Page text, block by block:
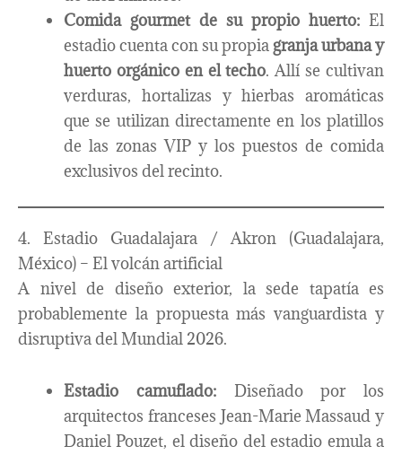
Comida gourmet de su propio huerto: El
estadio cuenta con su propiagranja urbana y
huerto orgánico en el techo. Allí se cultivan
verduras, hortalizas y hierbas aromáticas
que se utilizan directamente en los platillos
de las zonas VIP y los puestos de comida
exclusivos del recinto.
4. Estadio Guadalajara / Akron (Guadalajara,
México) – El volcán artificial
A nivel de diseño exterior, la sede tapatía es
probablemente la propuesta más vanguardista y
disruptiva del Mundial 2026.
Estadio camuflado:Diseñado por los
arquitectos franceses Jean-Marie Massaud y
Daniel Pouzet, el diseño del estadio emula a